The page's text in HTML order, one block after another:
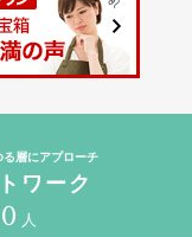
層にアプローチ
ワーク
人